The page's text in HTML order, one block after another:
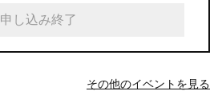
申し込み終了
その他のイベントを見る